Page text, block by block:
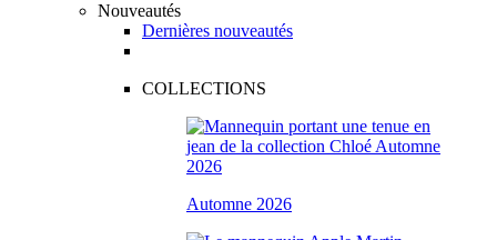
Nouveautés
Dernières nouveautés
COLLECTIONS
Automne 2026